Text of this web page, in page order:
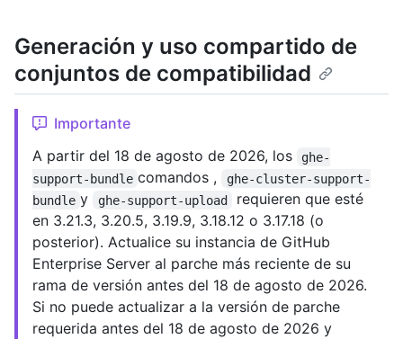
Generación y uso compartido de
conjuntos de compatibilidad
Importante
A partir del 18 de agosto de 2026, los
ghe-
support-bundle comandos ,
ghe-cluster-support-
bundle y ghe-support-upload
requieren que esté
en 3.21.3, 3.20.5, 3.19.9, 3.18.12 o 3.17.18 (o
posterior). Actualice su instancia de GitHub
Enterprise Server al parche más reciente de su
rama de versión antes del 18 de agosto de 2026.
Si no puede actualizar a la versión de parche
requerida antes del 18 de agosto de 2026 y